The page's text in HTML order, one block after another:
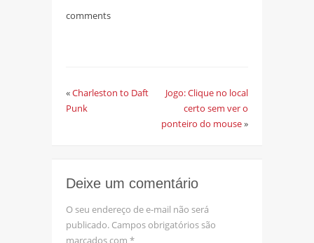
comments
«Charleston to Daft
Punk
Jogo: Clique no local
certo sem ver o
ponteiro do mouse»
Deixe um comentário
O seu endereço de e-mail não será
publicado. Campos obrigatórios são
marcados com *